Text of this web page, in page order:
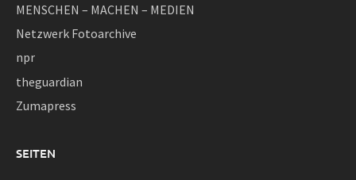
MENSCHEN – MACHEN – MEDIEN
Netzwerk Fotoarchive
npr
theguardian
Zumapress
SEITEN